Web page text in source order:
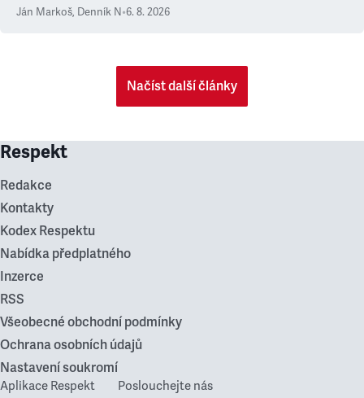
Ján Markoš, Denník N•6. 8. 2026
Načíst další články
Respekt
Redakce
Kontakty
Kodex Respektu
Nabídka předplatného
Inzerce
RSS
Všeobecné obchodní podmínky
Ochrana osobních údajů
Nastavení soukromí
Aplikace Respekt Poslouchejte nás